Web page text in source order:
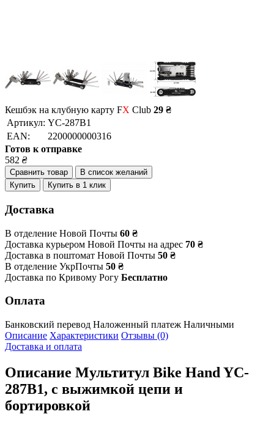
Кешбэк на клубную карту FX Club 29 ₴
Артикул: YC-287B1
EAN:
2200000000316
Готов к отправке
582 ₴
Сравнить товар
В список желаний
Купить
Купить в 1 клик
Доставка
В отделение Новой Почты 60 ₴
Доставка курьером Новой Почты на адрес 70 ₴
Доставка в поштомат Новой Почты 50 ₴
В отделение УкрПочты 50 ₴
Доставка по Кривому Рогу Бесплатно
Оплата
Банковский перевод Наложенный платеж Наличными
Описание Характеристики Отзывы (0)
Доставка и оплата
Описание Мультитул Bike Hand YC-
287B1, с выжимкой цепи и
бортировкой